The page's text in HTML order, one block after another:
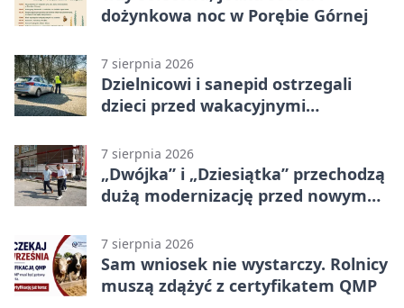
dożynkowa noc w Porębie Górnej
7 sierpnia 2026
Dzielnicowi i sanepid ostrzegali
dzieci przed wakacyjnymi
7 sierpnia 2026
„Dwójka” i „Dziesiątka” przechodzą
dużą modernizację przed nowym
7 sierpnia 2026
Sam wniosek nie wystarczy. Rolnicy
muszą zdążyć z certyfikatem QMP